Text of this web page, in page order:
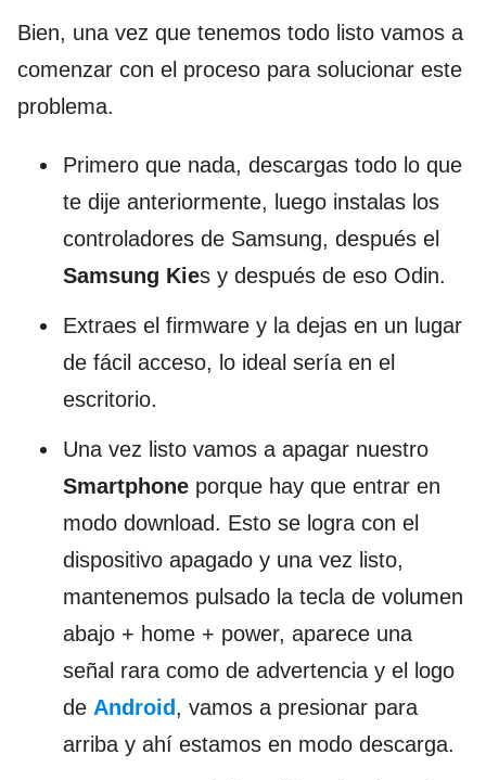
Bien, una vez que tenemos todo listo vamos a
comenzar con el proceso para solucionar este
problema.
Primero que nada, descargas todo lo que
te dije anteriormente, luego instalas los
controladores de Samsung, después el
Samsung Kies y después de eso Odin.
Extraes el firmware y la dejas en un lugar
de fácil acceso, lo ideal sería en el
escritorio.
Una vez listo vamos a apagar nuestro
Smartphone porque hay que entrar en
modo download. Esto se logra con el
dispositivo apagado y una vez listo,
mantenemos pulsado la tecla de volumen
abajo + home + power, aparece una
señal rara como de advertencia y el logo
de Android, vamos a presionar para
arriba y ahí estamos en modo descarga.